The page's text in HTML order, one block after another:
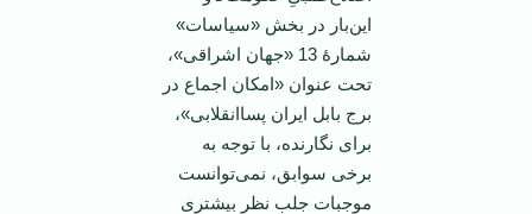
این‌بار در بخش «سیاسات»
شمارۀ 13 «جهان اشراقی»،
تحت عنوان «امکان اجماع در
برج بابل ایران پساانقلابی»،
برای نگارنده، با توجه به
برخی سوابق، نمی‌توانست
موجبات جلب نظر بیشتری